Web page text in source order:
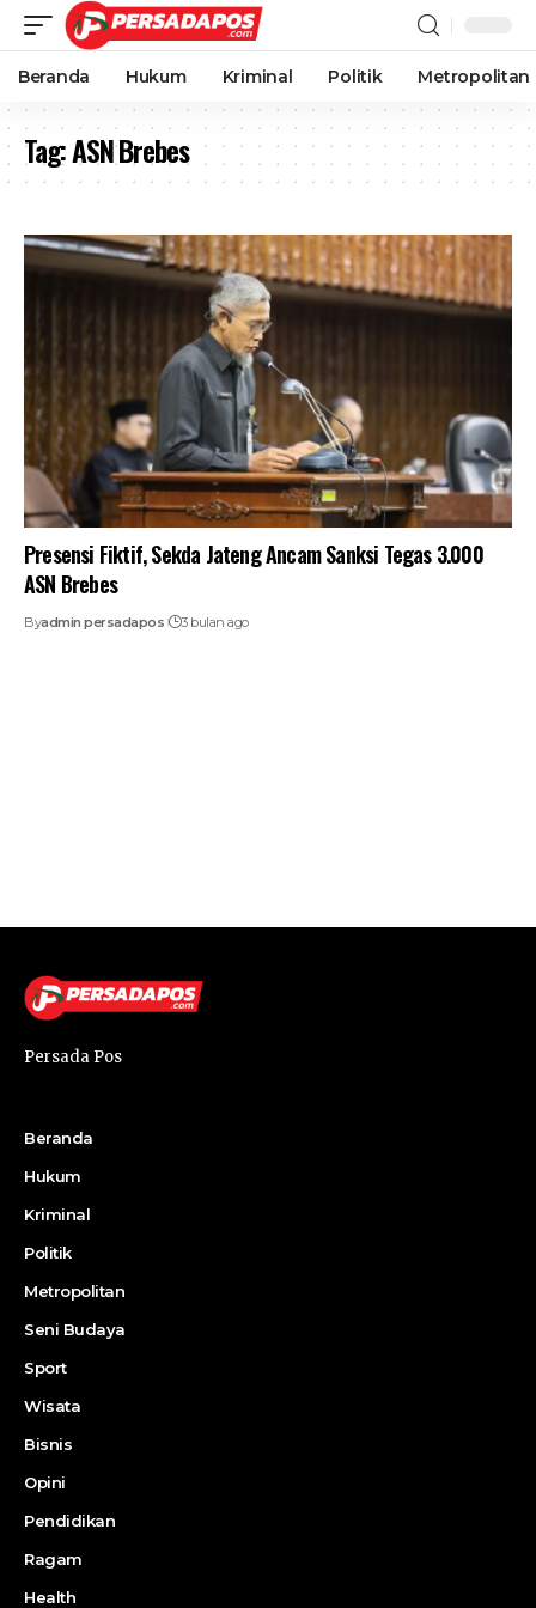
Beranda Hukum Kriminal Politik Metropolitan
Tag:ASN Brebes
Presensi Fiktif, Sekda Jateng Ancam Sanksi Tegas 3.000
ASN Brebes
Byadmin persadapos 3 bulan ago
Persada Pos
Beranda
Hukum
Kriminal
Politik
Metropolitan
Seni Budaya
Sport
Wisata
Bisnis
Opini
Pendidikan
Ragam
Health